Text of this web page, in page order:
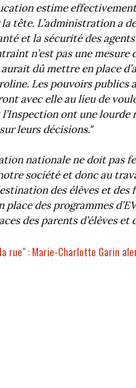
estime
tête. L’administration a
et la sécurité des
n’est pas une mesure
dû mettre en place
Les pouvoirs publics
avec elle au lieu de
ont une lourde
leurs décisions."
nationale ne doit pas
société et donc au
des élèves et des
des programmes
des parents d’élèves
rue" : Marie-Charlotte Garin